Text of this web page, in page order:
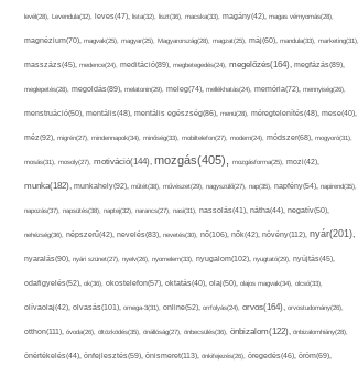
levél(28), Levendula(32), leves(47), lista(32), liszt(36), macska(33), magány(42), magas vérnyomás(28),
magnézium(70), magvak(25), magyar(25), Magyarország(28), magzat(25), máj(60), mandula(33), marketing(31),
masszázs(45), medence(24), meditáció(89), megbetegedés(24), megelőzés(164), megfázás(89),
meglepetés(28), megoldás(89), melatonin(29), meleg(74), mellékhatás(24), memória(72), mennyiség(26),
menstruáció(50), mentális(48), mentális egészség(86), menü(28), méregtelenítés(48), mese(40),
méz(92), migrén(27), mindennapok(34), minőség(33), mobiltelefon(27), modern(24), módszer(68), mogyoró(31),
mosás(31), mosoly(27), motiváció(144), mozgás(405), mozgásforma(25), mozi(42),
munka(182), munkahely(92), műtét(38), művészet(29), nagyszülő(27), nap(35), napfény(54), napirend(35),
napozás(37), napsütés(38), naptej(32), narancs(27), nasi(31), nassolás(41), nátha(44), negatív(50),
nehézség(36), népszerű(42), nevelés(83), nevetés(30), nő(106), nők(42), növény(112), nyár(201),
nyaralás(90), nyári szünet(27), nyelv(26), nyomelem(33), nyugalom(102), nyugtató(29), nyújtás(45),
odafigyelés(52), ok(36), okostelefon(57), oktatás(40), olaj(50), olajos magvak(34), olcsó(33),
olívaolaj(42), olvasás(101), omega-3(31), online(52), orrfolyás(24), orvos(164), orvostudomány(26),
otthon(111), óvoda(26), öltözködés(35), önállóság(27), önbecsülés(36), önbizalom(122), önbizalomhiány(28),
önértékelés(44), önfejlesztés(59), önismeret(113), önkifejezés(26), öregedés(46), öröm(69),